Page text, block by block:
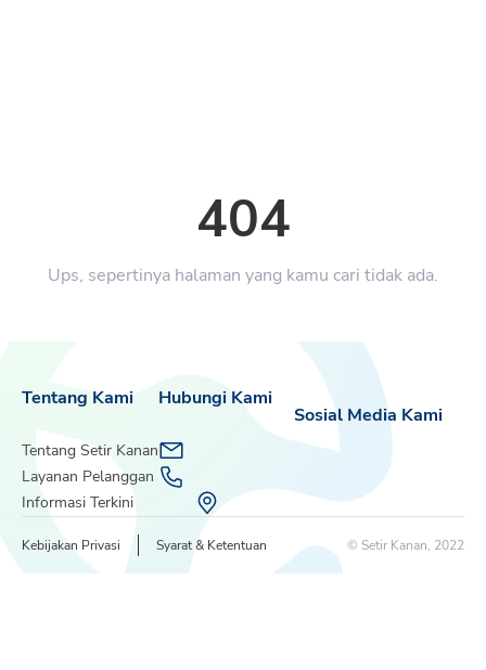
404
Ups, sepertinya halaman yang kamu cari tidak ada.
Tentang Kami
Tentang Setir Kanan
Layanan Pelanggan
Informasi Terkini
Sosial Media Kami
Hubungi Kami
Kebijakan Privasi Syarat & Ketentuan © Setir Kanan, 2022